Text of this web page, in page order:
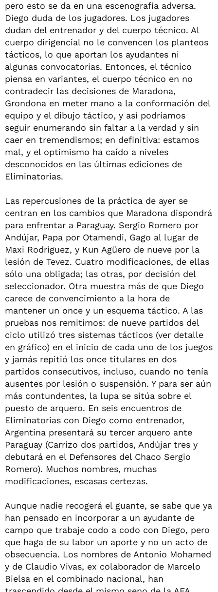
pero esto se da en una escenografía adversa.
Diego duda de los jugadores. Los jugadores
dudan del entrenador y del cuerpo técnico. Al
cuerpo dirigencial no le convencen los planteos
tácticos, lo que aportan los ayudantes ni
algunas convocatorias. Entonces, el técnico
piensa en variantes, el cuerpo técnico en no
contradecir las decisiones de Maradona,
Grondona en meter mano a la conformación del
equipo y el dibujo táctico, y así podríamos
seguir enumerando sin faltar a la verdad y sin
caer en tremendismos; en definitiva: estamos
mal, y el optimismo ha caído a niveles
desconocidos en las últimas ediciones de
Eliminatorias.
Las repercusiones de la práctica de ayer se
centran en los cambios que Maradona dispondrá
para enfrentar a Paraguay. Sergio Romero por
Andújar, Papa por Otamendi, Gago al lugar de
Maxi Rodríguez, y Kun Agüero de nueve por la
lesión de Tevez. Cuatro modificaciones, de ellas
sólo una obligada; las otras, por decisión del
seleccionador. Otra muestra más de que Diego
carece de convencimiento a la hora de
mantener un once y un esquema táctico. A las
pruebas nos remitimos: de nueve partidos del
ciclo utilizó tres sistemas tácticos (ver detalle
en gráfico) en el inicio de cada uno de los juegos
y jamás repitió los once titulares en dos
partidos consecutivos, incluso, cuando no tenía
ausentes por lesión o suspensión. Y para ser aún
más contundentes, la lupa se sitúa sobre el
puesto de arquero. En seis encuentros de
Eliminatorias con Diego como entrenador,
Argentina presentará su tercer arquero ante
Paraguay (Carrizo dos partidos, Andújar tres y
debutará en el Defensores del Chaco Sergio
Romero). Muchos nombres, muchas
modificaciones, escasas certezas.
Aunque nadie recogerá el guante, se sabe que ya
han pensado en incorporar a un ayudante de
campo que trabaje codo a codo con Diego, pero
que haga de su labor un aporte y no un acto de
obsecuencia. Los nombres de Antonio Mohamed
y de Claudio Vivas, ex colaborador de Marcelo
Bielsa en el combinado nacional, han